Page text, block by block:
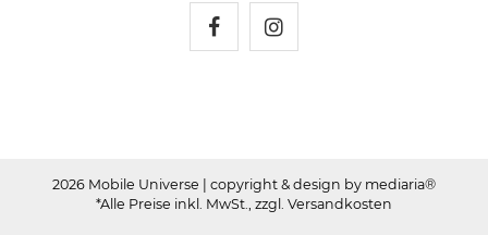
2026 Mobile Universe | copyright & design by mediaria®
*Alle Preise inkl. MwSt., zzgl. Versandkosten